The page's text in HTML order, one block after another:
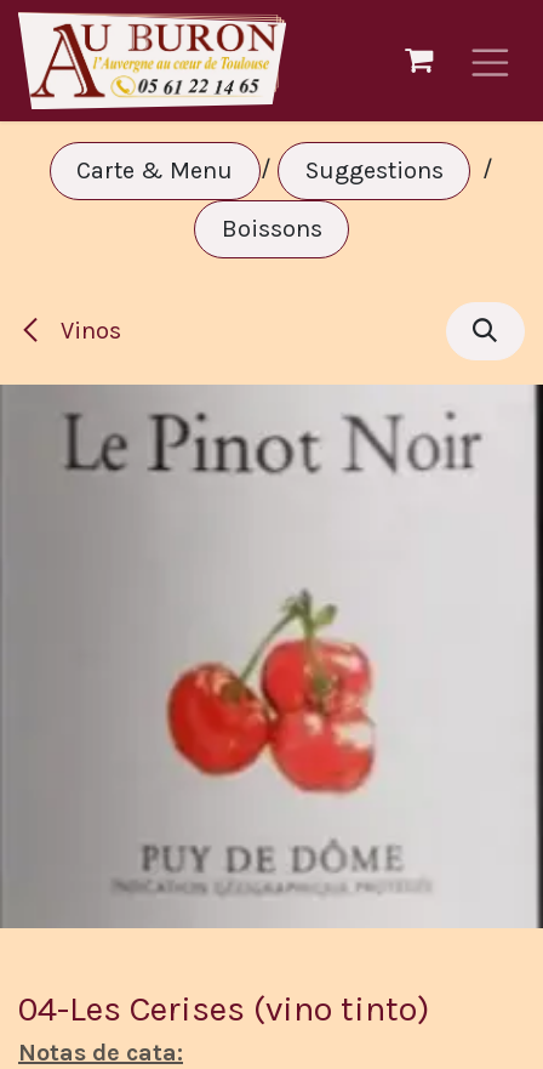
Ir al contenido
Carte & Menu / Suggestions /
Boissons
Vinos
04-Les Cerises (vino tinto)
Notas de cata: